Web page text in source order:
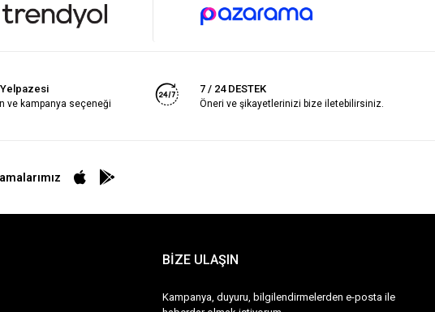
ve kampanya seçeneği
7 / 24 DESTEK
Öneri ve şikayetlerinizi bize iletebilirsiniz.
BİZE ULAŞIN
Kampanya, duyuru, bilgilendirmelerden e-posta ile